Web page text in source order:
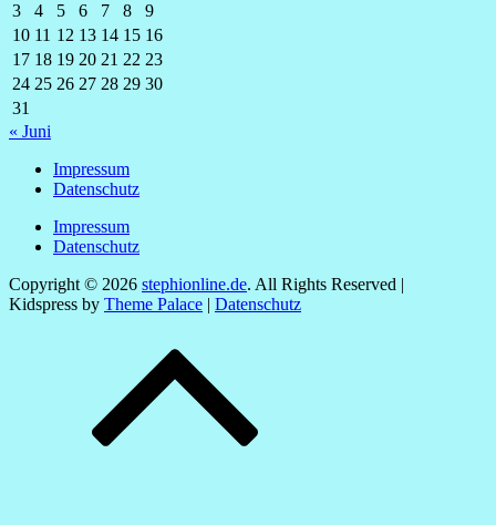
3
4 5 6 7 8
9
10 11 12 13 14 15 16
17 18 19 20 21 22 23
24 25 26 27 28 29 30
31
« Juni
Impressum
Datenschutz
Impressum
Datenschutz
Copyright © 2026 stephionline.de. All Rights Reserved |
Kidspress by Theme Palace | Datenschutz